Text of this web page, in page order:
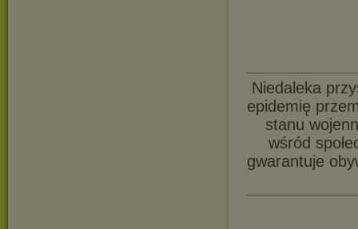
Niedaleka
epidemię
stanu
wśród
gwarantuje